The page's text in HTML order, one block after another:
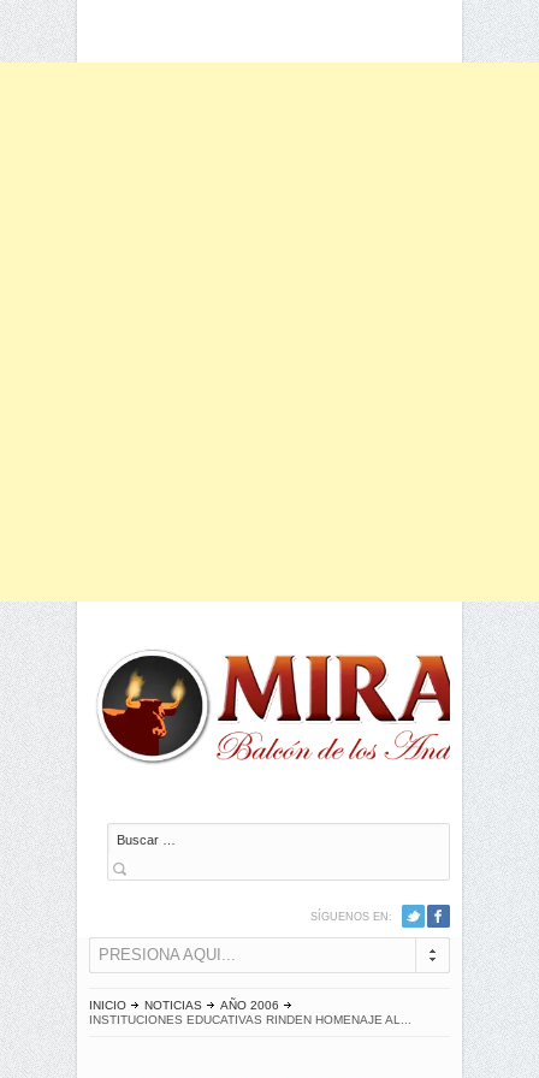
Buscar
SÍGUENOS EN:
PRESIONA AQUI...
INICIO NOTICIAS
AÑO 2006
INSTITUCIONES EDUCATIVAS RINDEN HOMENAJE AL...